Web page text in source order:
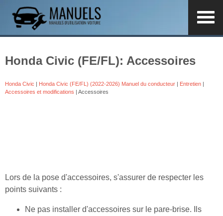
Honda Civic (FE/FL): Accessoires
Honda Civic | Honda Civic (FE/FL) (2022-2026) Manuel du conducteur | Entretien |
Accessoires et modifications | Accessoires
Lors de la pose d'accessoires, s'assurer de respecter les
points suivants :
Ne pas installer d'accessoires sur le pare-brise. Ils